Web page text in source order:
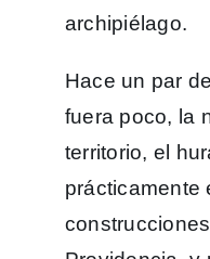
archipiélago.
Hace un par
fuera poco, la
territorio, el
prácticamente